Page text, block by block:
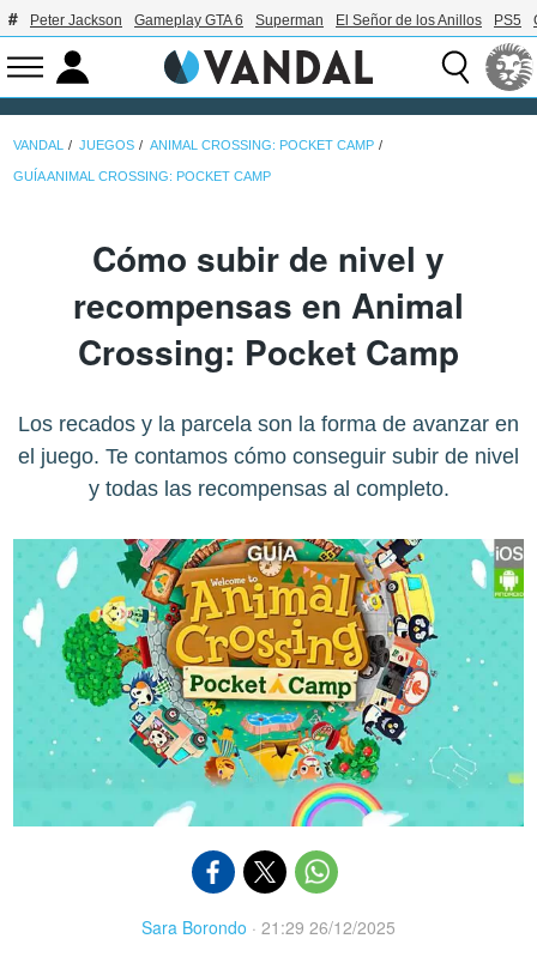
Peter Jackson Gameplay GTA 6 Superman El Señor de los Anillos PS5
VANDAL JUEGOS ANIMAL CROSSING: POCKET CAMP
GUÍA ANIMAL CROSSING: POCKET CAMP
Cómo subir de nivel y
recompensas en Animal
Crossing: Pocket Camp
Los recados y la parcela son la forma de avanzar en
el juego. Te contamos cómo conseguir subir de nivel
y todas las recompensas al completo.
Sara Borondo · 21:29 26/12/2025